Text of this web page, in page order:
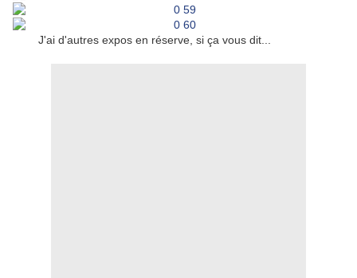
J'ai d'autres expos en réserve, si ça vous dit...